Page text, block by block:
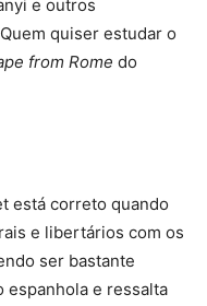
e outros
quiser estudar o
from Rome do
está correto quando
e libertários com os
ser bastante
espanhola e ressalta